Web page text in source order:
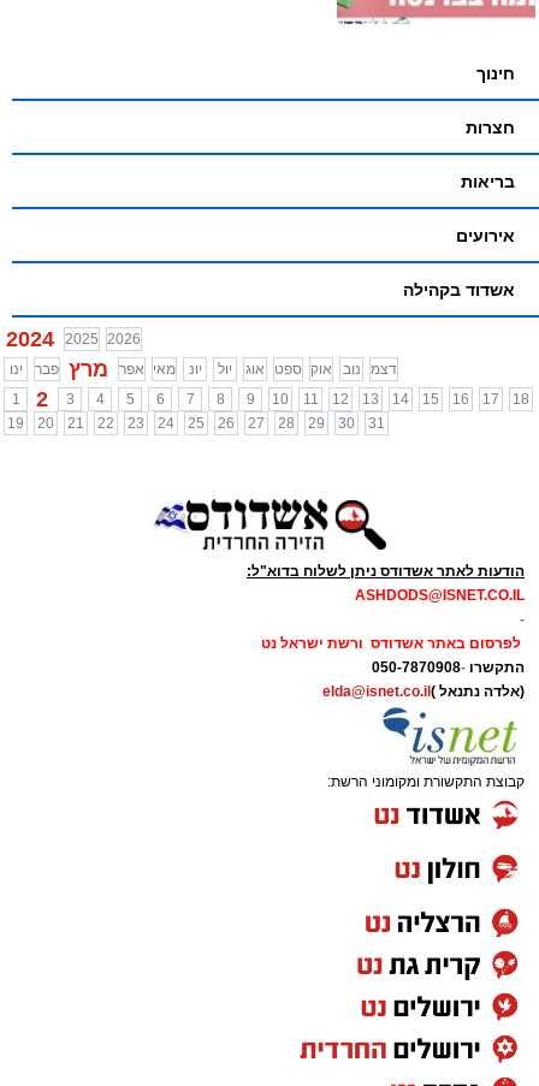
חינוך
חצרות
בריאות
אירועים
אשדוד בקהילה
2024 2025 2026
ינו
פבר מרץ אפר מאי יונ יול אוג ספט אוק נוב
דצמ
1
2 3 4 5 6 7 8 9 10 11 12 13 14 15 16 17
18
19
20 21 22 23 24 25 26 27 28 29 30 31
הודעות לאתר אשדודס ניתן לשלוח בדוא"ל:
ASHDODS@ISNET.CO.IL
-
לפרסום באתר אשדודס ורשת ישראל נט
התקשרו -
050-7870908
(אלדה נתנאל ) elda@isnet.co.il
קבוצת התקשורת ומקומוני הרשת: